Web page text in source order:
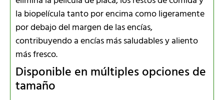
la biopelícula tanto por encima como ligeramente
por debajo del margen de las encías,
contribuyendo a encías más saludables y aliento
más fresco.
Disponible en múltiples opciones de
tamaño